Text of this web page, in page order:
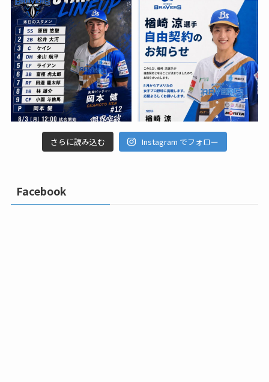
さらに読み込む Instagram でフォロー
Facebook